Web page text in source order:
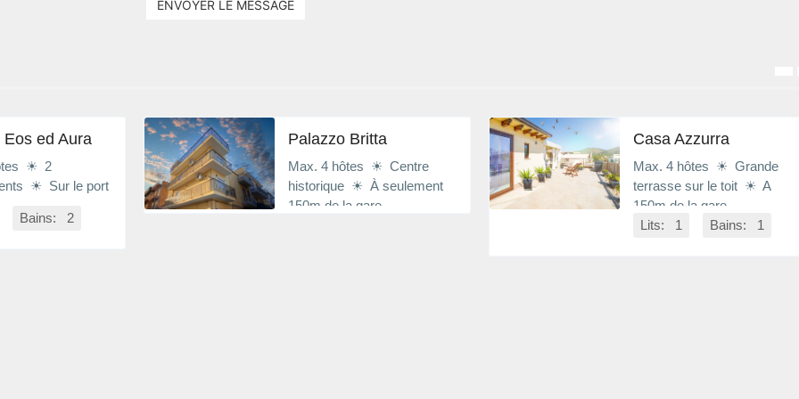
ENVOYER LE MESSAGE
Eos ed Aura
☀ 2
☀ Sur le port
Bains: 2
Palazzo Britta
Max. 4 hôtes ☀ Centre
historique ☀ À seulement
150m de la gare
Casa Azzurra
Max. 4 hôtes ☀ Grande
terrasse sur le toit ☀ A
150m de la gare
Lits: 1
Bains: 1